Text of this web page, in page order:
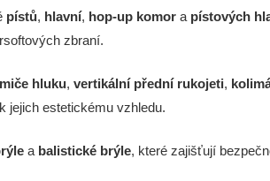
pístů, hlavní, hop-up komor a pístových
zbraní.
hluku, vertikální přední rukojeti,
jejich estetickému vzhledu.
a balistické brýle, které zajišťují